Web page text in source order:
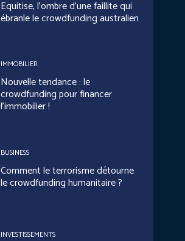
Equitise, l’ombre d’une faillite qui
ébranle le crowdfunding australien
IMMOBILIER
Nouvelle tendance : le
crowdfunding pour financer
l’immobilier !
BUSINESS
Comment le terrorisme détourne
le crowdfunding humanitaire ?
INVESTISSEMENTS